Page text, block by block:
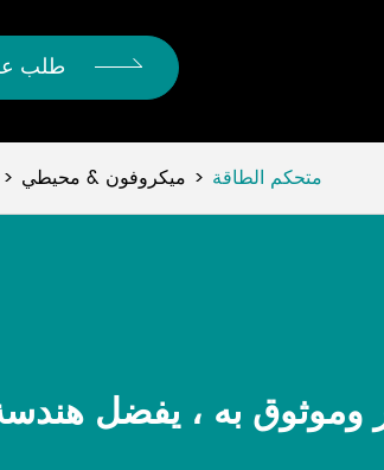
ميكروفون & محيطي متحكم الطاقة
وموثوق به ، يفضل